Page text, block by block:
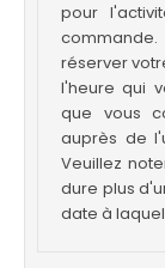
pour
réserver
l'heure qui
que vous
auprès de
Veuillez
dure plus
date à